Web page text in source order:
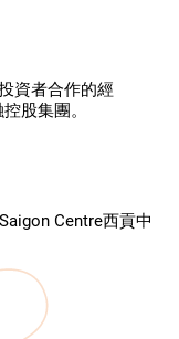
資者合作的經
股集團。
Centre西貢中